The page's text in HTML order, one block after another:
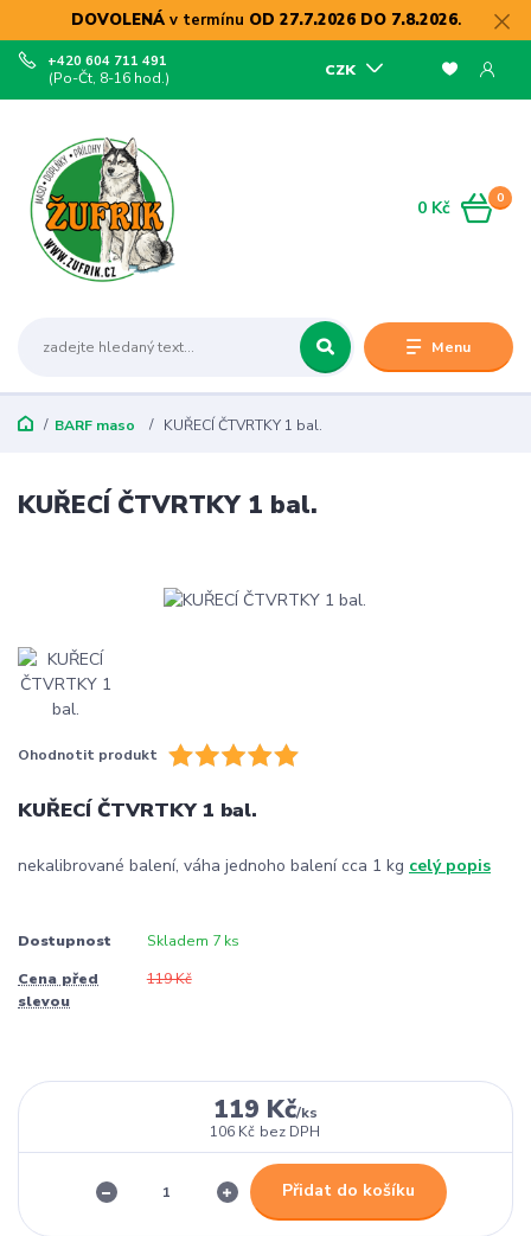
DOVOLENÁv termínu OD 27.7.2026 DO 7.8.2026.
Menu
CZK
+420 604 711 491
(Po-Čt, 8-16 hod.)
0
0 Kč
BARF maso KUŘECÍ ČTVRTKY 1 bal.
KUŘECÍ ČTVRTKY 1 bal.
Ohodnotit produkt
KUŘECÍ ČTVRTKY 1 bal.
nekalibrované balení, váha jednoho balení cca 1 kg celý popis
Dostupnost Skladem 7 ks
Cena před
slevou
119 Kč
119 Kč/ks
106 Kč bez DPH
Přidat do košíku